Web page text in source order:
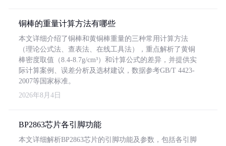
铜棒的重量计算方法有哪些
本文详细介绍了铜棒和黄铜棒重量的三种常用计算方法
（理论公式法、查表法、在线工具法），重点解析了黄铜
棒密度取值（8.4-8.7g/cm³）和计算公式的差异，并提供实
际计算案例、误差分析及选材建议，数据参考GB/T 4423-
2007等国家标准。
2026年8月4日
BP2863芯片各引脚功能
本文详细解析BP2863芯片的引脚功能及参数，包括各引脚